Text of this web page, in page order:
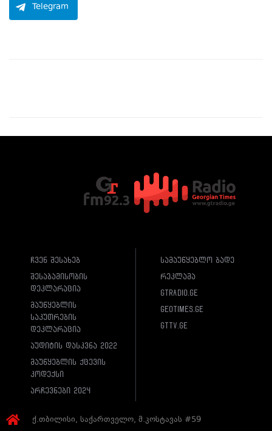
Telegram
ჩვენ შესახებ
შესაბამისობის
დეკლარაცია
მაუწყებლის
საკუთრების
დეკლარაცია
აუდიტის დასკვნა 2022
მაუწყებლის ქცევის
კოდექსი
არჩევნები 2024
სამაუწყებლო ბადე
რეკლამა
gtradio.ge
geotimes.ge
gttv.ge
ქ.თბილისი, საქართველო, მ.კოსტავას #59